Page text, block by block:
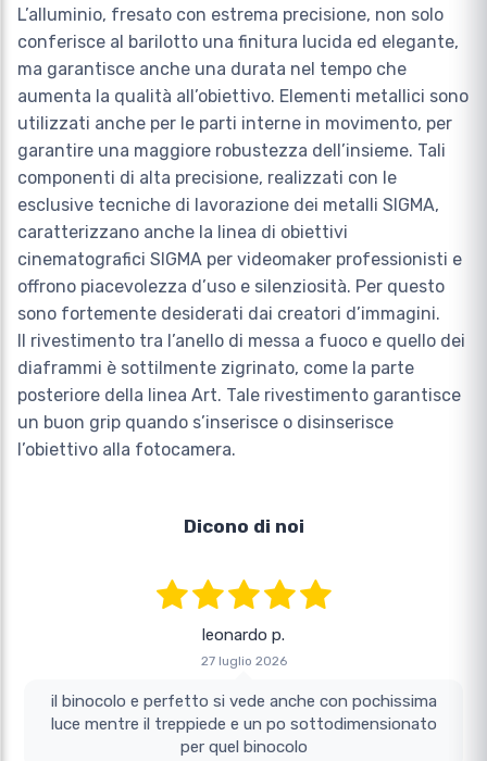
L’alluminio, fresato con estrema precisione, non solo
conferisce al barilotto una finitura lucida ed elegante,
ma garantisce anche una durata nel tempo che
aumenta la qualità all’obiettivo. Elementi metallici sono
utilizzati anche per le parti interne in movimento, per
garantire una maggiore robustezza dell’insieme. Tali
componenti di alta precisione, realizzati con le
esclusive tecniche di lavorazione dei metalli SIGMA,
caratterizzano anche la linea di obiettivi
cinematografici SIGMA per videomaker professionisti e
offrono piacevolezza d’uso e silenziosità. Per questo
sono fortemente desiderati dai creatori d’immagini.
Il rivestimento tra l’anello di messa a fuoco e quello dei
diaframmi è sottilmente zigrinato, come la parte
posteriore della linea Art. Tale rivestimento garantisce
un buon grip quando s’inserisce o disinserisce
l’obiettivo alla fotocamera.
Dicono di noi
leonardo p.
27 luglio 2026
il binocolo e perfetto si vede anche con pochissima
luce mentre il treppiede e un po sottodimensionato
per quel binocolo